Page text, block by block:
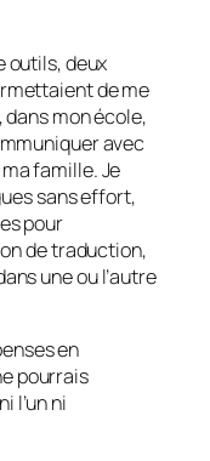
outils, deux
de me
mon école,
avec
famille. Je
sans effort,
pour
detraduction,
une ou l’autre
en
pourrais
l’un ni